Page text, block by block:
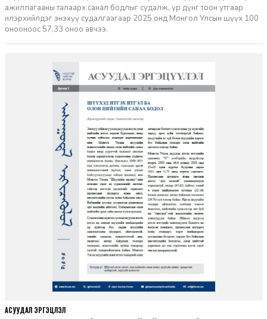
ажиллагааны талаарх санал бодлыг судалж, үр дүнг тоон утгаар
илэрхийлдэг энэхүү судалгаагаар 2025 онд Монгол Улсын шүүх 100
онооноос 57,33 оноо авчээ.
АСУУДАЛ ЭРГЭЦҮҮЛЭЛ